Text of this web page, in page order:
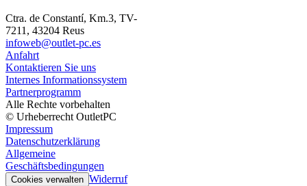
Ctra. de Constantí, Km.3, TV-
7211, 43204 Reus
infoweb@outlet-pc.es
Anfahrt
Kontaktieren Sie uns
Internes Informationssystem
Partnerprogramm
Alle Rechte vorbehalten
© Urheberrecht OutletPC
Impressum
Datenschutzerklärung
Allgemeine
Geschäftsbedingungen
Cookies verwalten Widerruf